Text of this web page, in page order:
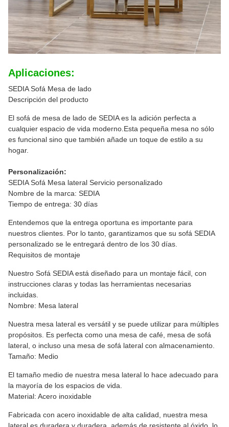
Aplicaciones:
SEDIA Sofá Mesa de lado
Descripción del producto
El sofá de mesa de lado de SEDIA es la adición perfecta a
cualquier espacio de vida moderno.Esta pequeña mesa no sólo
es funcional sino que también añade un toque de estilo a su
hogar.
Personalización:
SEDIA Sofá Mesa lateral Servicio personalizado
Nombre de la marca: SEDIA
Tiempo de entrega: 30 días
Entendemos que la entrega oportuna es importante para
nuestros clientes. Por lo tanto, garantizamos que su sofá SEDIA
personalizado se le entregará dentro de los 30 días.
Requisitos de montaje
Nuestro Sofá SEDIA está diseñado para un montaje fácil, con
instrucciones claras y todas las herramientas necesarias
incluidas.
Nombre: Mesa lateral
Nuestra mesa lateral es versátil y se puede utilizar para múltiples
propósitos. Es perfecta como una mesa de café, mesa de sofá
lateral, o incluso una mesa de sofá lateral con almacenamiento.
Tamaño: Medio
El tamaño medio de nuestra mesa lateral lo hace adecuado para
la mayoría de los espacios de vida.
Material: Acero inoxidable
Fabricada con acero inoxidable de alta calidad, nuestra mesa